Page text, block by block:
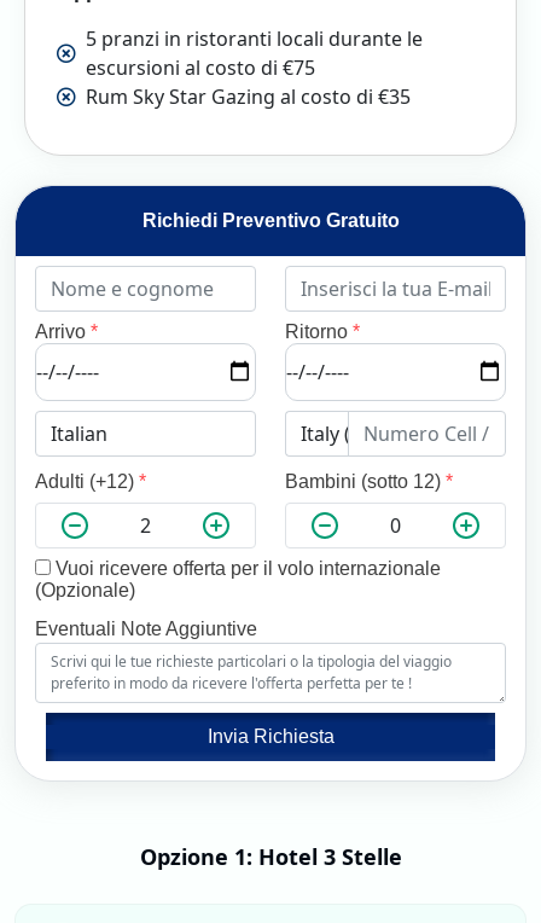
5 pranzi in ristoranti locali durante le
escursioni al costo di €75
Rum Sky Star Gazing al costo di €35
Richiedi Preventivo Gratuito
Arrivo * Ritorno *
Adulti (+12) * Bambini (sotto 12) *
Vuoi ricevere offerta per il volo internazionale
(Opzionale)
Eventuali Note Aggiuntive
Invia Richiesta
Opzione 1: Hotel 3 Stelle